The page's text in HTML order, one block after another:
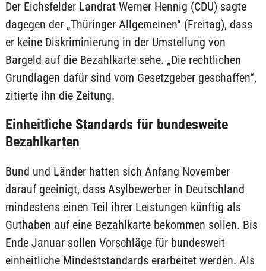
Der Eichsfelder Landrat Werner Hennig (CDU) sagte
dagegen der „Thüringer Allgemeinen“ (Freitag), dass
er keine Diskriminierung in der Umstellung von
Bargeld auf die Bezahlkarte sehe. „Die rechtlichen
Grundlagen dafür sind vom Gesetzgeber geschaffen“,
zitierte ihn die Zeitung.
Einheitliche Standards für bundesweite
Bezahlkarten
Bund und Länder hatten sich Anfang November
darauf geeinigt, dass Asylbewerber in Deutschland
mindestens einen Teil ihrer Leistungen künftig als
Guthaben auf eine Bezahlkarte bekommen sollen. Bis
Ende Januar sollen Vorschläge für bundesweit
einheitliche Mindeststandards erarbeitet werden. Als